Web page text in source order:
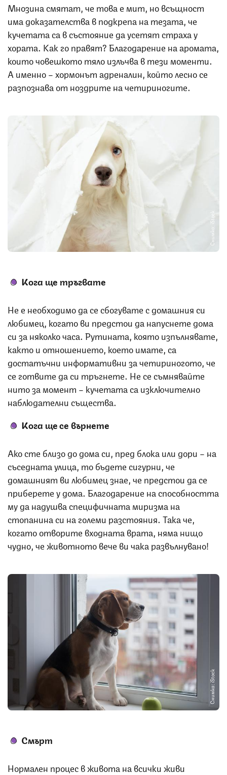
Мнозина смятат, че това е мит, но всъщност
има доказателства в подкрепа на тезата, че
кучетата са в състояние да усетят страха у
хората. Как го правят? Благодарение на аромата,
които човешкото тяло излъчва в тези моменти.
А именно – хормонът адреналин, който лесно се
разпознава от ноздрите на четириногите.
Снимка: iStock
Кога ще тръгвате
Не е необходимо да се сбогувате с домашния си
любимец, когато ви предстои да напуснете дома
си за няколко часа. Рутината, която изпълнявате,
както и отношението, което имате, са
достатъчни информативни за четириногото, че
се готвите да си тръгнете. Не се съмнявайте
нито за момент – кучетата са изключително
наблюдателни същества.
Кога ще се върнете
Ако сте близо до дома си, пред блока или дори – на
съседната улица, то бъдете сигурни, че
домашният ви любимец знае, че предстои да се
приберете у дома. Благодарение на способността
му да надушва специфичната миризма на
стопанина си на големи разстояния. Така че,
когато отворите входната врата, няма нищо
чудно, че животното вече ви чака развълнувано!
Снимка: iStock
Смърт
Нормален процес в живота на всички живи